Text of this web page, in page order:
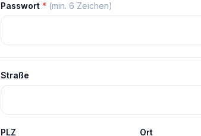
Passwort * (min. 6 Zeichen)
Straße
PLZ Ort